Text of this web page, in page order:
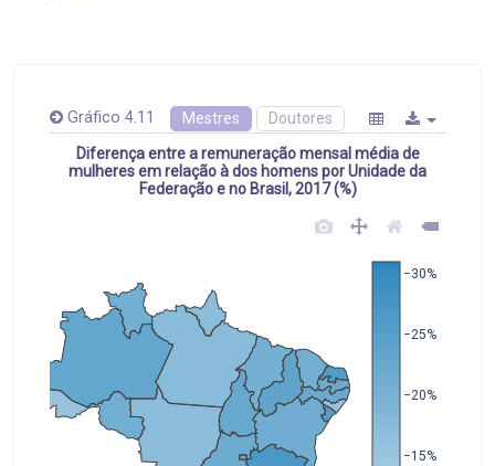
Gráfico 4.11 Mestres Doutores
Diferença entre a remuneração mensal média de
mulheres em relação à dos homens por Unidade da
Federação e no Brasil, 2017 (%)
−15%
−20%
−25%
−30%